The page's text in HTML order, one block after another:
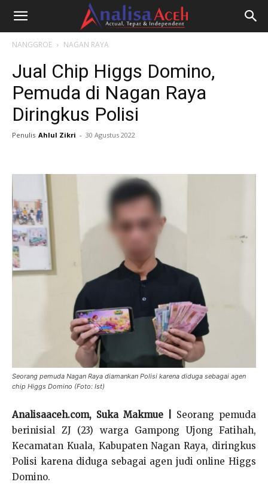
NANGGROE NAGAN RAYA
Jual Chip Higgs Domino,
Pemuda di Nagan Raya
Diringkus Polisi
Penulis Ahlul Zikri - 30 Agustus 2022
Seorang pemuda Nagan Raya diamankan Polisi karena diduga sebagai agen
chip Higgs Domino (Foto: Ist)
Analisaaceh.com, Suka Makmue |
Seorang pemuda
berinisial ZJ (23) warga Gampong Ujong Fatihah,
Kecamatan Kuala, Kabupaten Nagan Raya, diringkus
Polisi karena diduga sebagai agen judi online Higgs
Domino.